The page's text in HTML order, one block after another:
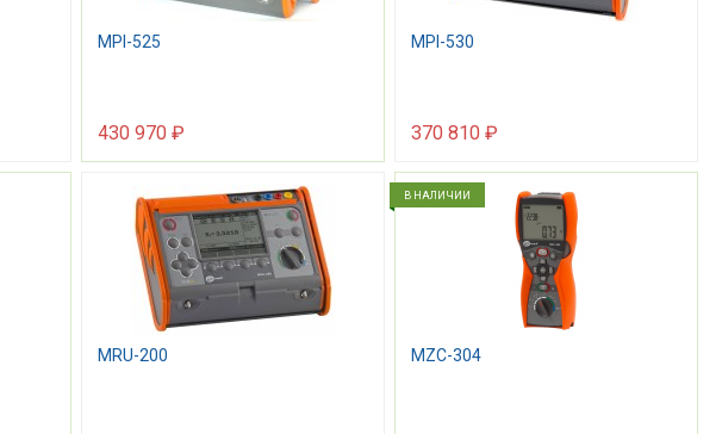
MPI-525
430 970 ₽
MPI-530
370 810 ₽
MRU-200 MZC-304
В НАЛИЧИИ